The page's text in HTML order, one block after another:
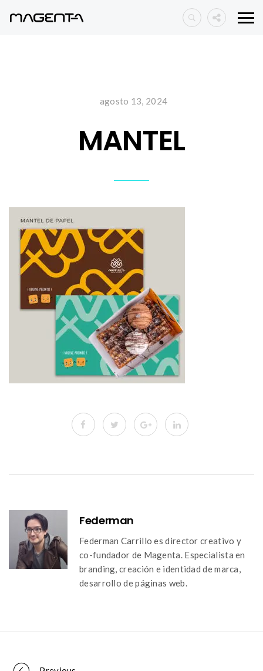
agosto 13, 2024
MANTEL
Federman
Federman Carrillo es director creativo y
co-fundador de Magenta. Especialista en
branding, creación e identidad de marca,
desarrollo de páginas web.